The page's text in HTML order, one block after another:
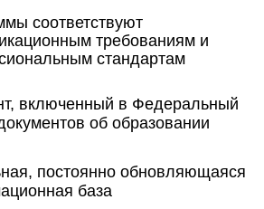
соответствуют
требованиям и
стандартам
включенный в Федеральный
об образовании
постоянно обновляющаяся
база